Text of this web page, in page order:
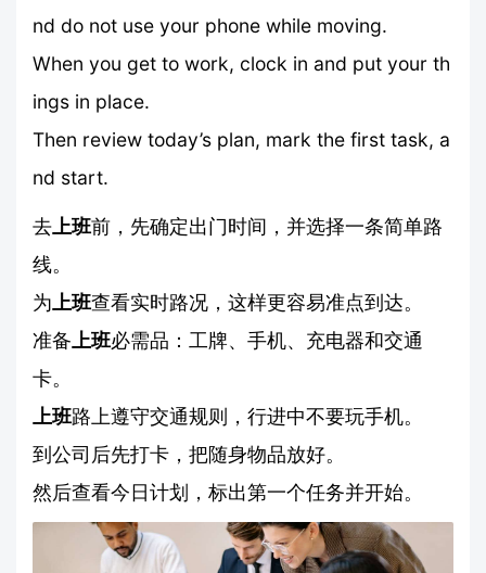
nd do not use your phone while moving.
When you get to work, clock in and put your th
ings in place.
Then review today’s plan, mark the first task, a
nd start.
去 上班前，先确定出门时间，并选择一条简单路
线。
为 上班查看实时路况，这样更容易准点到达。
准备 上班必需品：工牌、手机、充电器和交通
卡。
上班路上遵守交通规则，行进中不要玩手机。
到公司后先打卡，把随身物品放好。
然后查看今日计划，标出第一个任务并开始。